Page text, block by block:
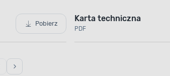
Pobierz
Karta techniczna
PDF